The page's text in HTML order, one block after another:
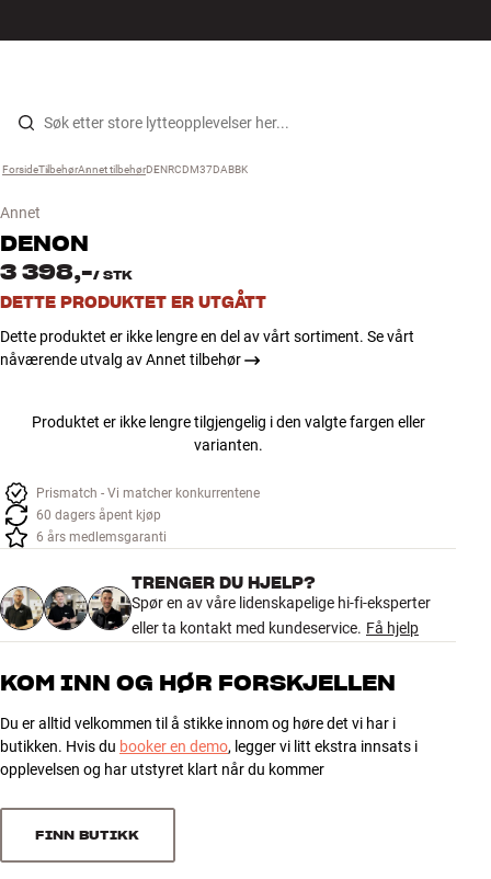
Hopp til innhold
Høyttalere
Hodetelefon
Surround
TV
Tilbehør
MERKER
NYHETER
TILBUD
Kundeservice
Logg inn
Kundeservice
Forside ›
Tilbehør ›
Annet tilbehør ›
DENRCDM37DABBK
Annet
DENON
3 398,-/ STK
DETTE PRODUKTET ER UTGÅTT
Dette produktet er ikke lengre en del av vårt sortiment. Se vårt
nåværende utvalg av Annet tilbehør
Produktet er ikke lengre tilgjengelig i den valgte fargen eller
varianten.
Prismatch - Vi matcher konkurrentene
60 dagers åpent kjøp
6 års medlemsgaranti
TRENGER DU HJELP?
Spør en av våre lidenskapelige hi-fi-eksperter
eller ta kontakt med kundeservice. Få hjelp
KOM INN OG HØR FORSKJELLEN
Du er alltid velkommen til å stikke innom og høre det vi har i
butikken. Hvis du booker en demo, legger vi litt ekstra innsats i
opplevelsen og har utstyret klart når du kommer
FINN BUTIKK